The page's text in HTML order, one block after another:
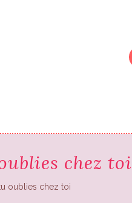
chez toi
oublies chez toi